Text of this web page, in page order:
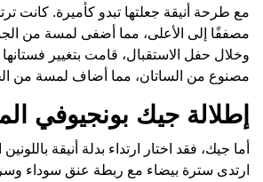
مع طرحة أنيقة جعلتها تبدو كأميرة. كانت
مصففًا إلى الأعلى، مما أضفى لمسة من
وخلال حفل الاستقبال، قامت بتغيير
مصنوع من الساتان، مما أضاف لمسة من
إطلالة جيك بونجيوفي
أما جيك، فقد اختار ارتداء بدلة أنيقة
ارتدى سترة بيضاء مع ربطة عنق سوداء